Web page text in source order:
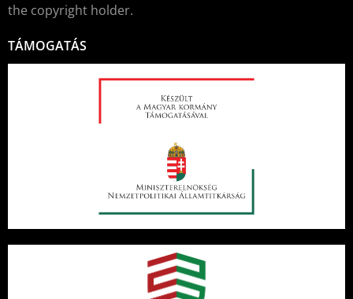
the copyright holder.
TÁMOGATÁS